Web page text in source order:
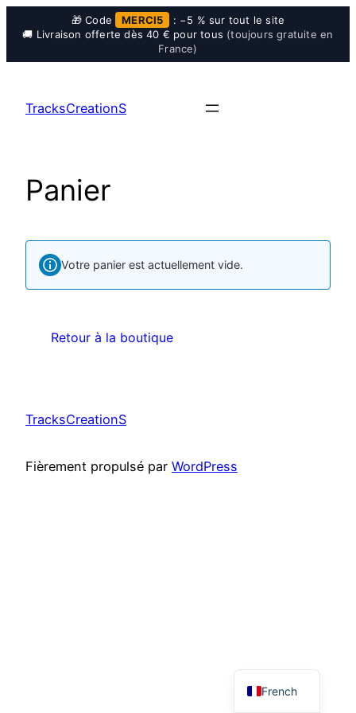
🎁 Code MERCI5
: −5 % sur tout le site
🚚 Livraison offerte dès 40 € pour tous (toujours gratuite en
France)
TracksCreationS
Panier
Votre panier est actuellement vide.
Retour à la boutique
TracksCreationS
Fièrement propulsé par WordPress
French